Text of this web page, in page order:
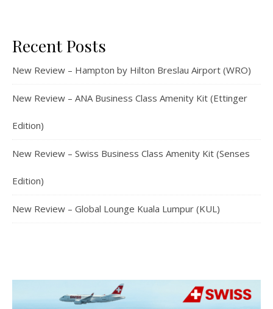
Recent Posts
New Review – Hampton by Hilton Breslau Airport (WRO)
New Review – ANA Business Class Amenity Kit (Ettinger
Edition)
New Review – Swiss Business Class Amenity Kit (Senses
Edition)
New Review – Global Lounge Kuala Lumpur (KUL)